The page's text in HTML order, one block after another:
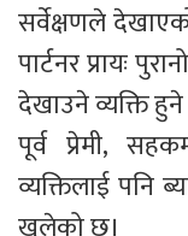
सर्वेक्षणले
पार्टनर प्रायः
देखाउने व्यक्ति
पूर्व प्रेमी,
व्यक्तिलाई पनि